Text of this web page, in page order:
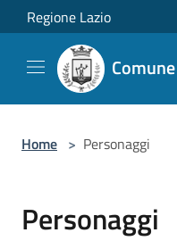
Salta al contenuto principale
Regione Lazio
Home > Personaggi
Personaggi